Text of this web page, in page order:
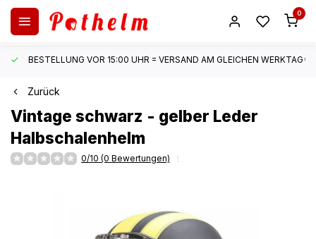
0
BESTELLUNG VOR 15:00 UHR = VERSAND AM GLEICHEN WERKTAG*
Zurück
Vintage schwarz - gelber Leder
Halbschalenhelm
0/10 (0 Bewertungen)